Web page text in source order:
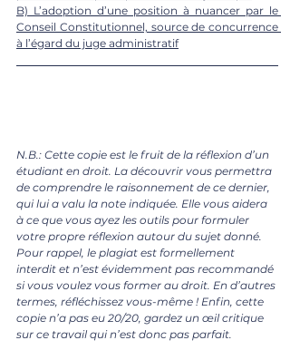
B) L’adoption d’une position à nuancer par le
Conseil Constitutionnel, source de concurrence
à l’égard du juge administratif
N.B.: Cette copie est le fruit de la réflexion d’un
étudiant en droit. La découvrir vous permettra
de comprendre le raisonnement de ce dernier,
qui lui a valu la note indiquée. Elle vous aidera
à ce que vous ayez les outils pour formuler
votre propre réflexion autour du sujet donné.
Pour rappel, le plagiat est formellement
interdit et n’est évidemment pas recommandé
si vous voulez vous former au droit. En d’autres
termes, réfléchissez vous-même ! Enfin, cette
copie n’a pas eu 20/20, gardez un œil critique
sur ce travail qui n’est donc pas parfait.